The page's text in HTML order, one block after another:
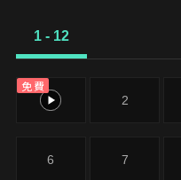
民安，四海昇平的多瓦國
1 - 12
免費
1 2
6 7